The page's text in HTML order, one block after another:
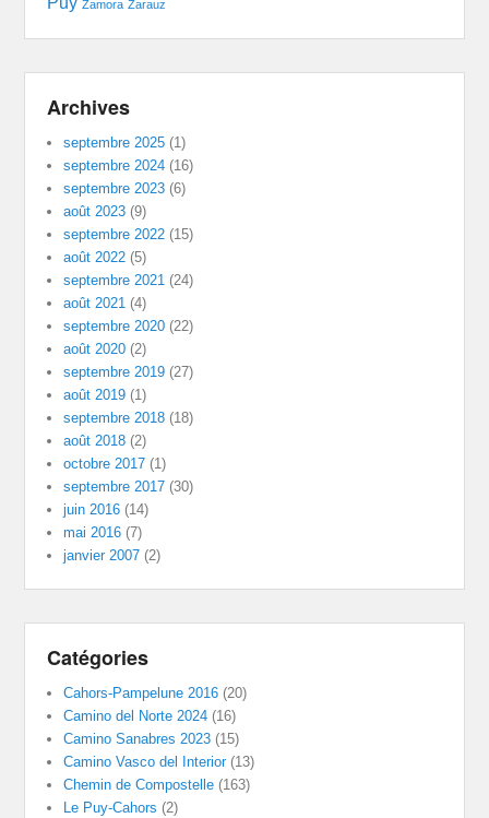
Zamora Zarauz
Archives
septembre 2025 (1)
septembre 2024 (16)
septembre 2023 (6)
août 2023 (9)
septembre 2022 (15)
août 2022 (5)
septembre 2021 (24)
août 2021 (4)
septembre 2020 (22)
août 2020 (2)
septembre 2019 (27)
août 2019 (1)
septembre 2018 (18)
août 2018 (2)
octobre 2017 (1)
septembre 2017 (30)
juin 2016 (14)
mai 2016 (7)
janvier 2007 (2)
Catégories
Cahors-Pampelune 2016 (20)
Camino del Norte 2024 (16)
Camino Sanabres 2023 (15)
Camino Vasco del Interior(13)
Chemin de Compostelle (163)
Le Puy-Cahors (2)